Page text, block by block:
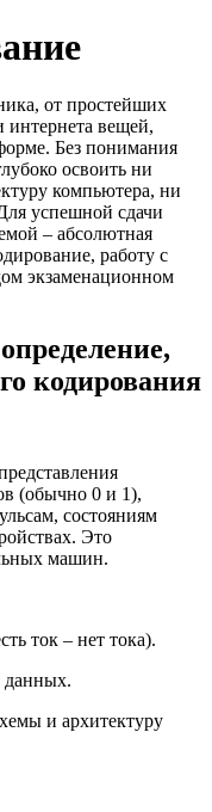
от простейших
интернета вещей,
Без понимания
освоить ни
компьютера, ни
успешной сдачи
– абсолютная
работу с
экзаменационном
кодирования
(обычно 0 и 1),
состояниям
Это
машин.
ток – нет тока).
данных.
и архитектуру